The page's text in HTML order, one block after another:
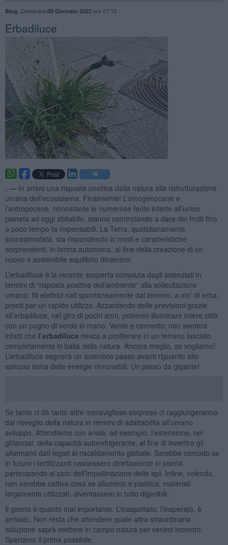
Blog Domenica 09 Gennaio 2022ore 07:15
Erbadiluce
. — In arrivo una risposta positiva dalla natura alla ristrutturazione
umana dell’ecosistema. Finalmente! L’omogenocene e
l’antropocene, nonostante le numerose ferite inferte all’unico
pianeta ad oggi abitabile, stanno cominciando a dare dei frutti fino
a poco tempo fa impensabili. La Terra, quotidianamente
sovrastimolata, sta rispondendo in modi e caratteristiche
sorprendenti, in forma autonoma, al fine della creazione di un
nuovo e sostenibile equilibrio dinamico!
L’erbadiluce è la recente scoperta compiuta dagli scienziati in
termini di “risposta positiva dell’ambiente” alla sollecitazione
umana: fili elettrici nati spontaneamente dal terreno, a mo’ di erba,
pronti per un rapido utilizzo. Azzardando delle previsioni grazie
all’erbadiluce, nel giro di pochi anni, potremo illuminare intere città
con un pugno di verde in mano. Verde e cemento: non sembra
infatti che l’erbadiluce riesca a proliferare in un terreno lasciato
completamente in balia della natura. Ancora meglio, se vogliamo!
L’erbadiluce segnerà un autentico passo avanti riguardo allo
spinoso tema delle energie rinnovabili. Un passo da gigante!
Se tanto ci dà tanto altre meravigliose sorprese ci raggiungeranno
dal risveglio della natura in termini di adattabilità all’umano
sviluppo. Attendiamo con ansia, ad esempio, l’estensione, nei
ghiacciai, della capacità autorefrigerante, al fine di invertire gli
allarmanti dati legati al riscaldamento globale. Sarebbe comodo se
in futuro i fertilizzanti nascessero direttamente in pianta
partecipando al ciclo dell’impollinazione delle api. Infine, volendo,
non sarebbe cattiva cosa se alluminio e plastica, materiali
largamente utilizzati, diventassero in tutto digeribili.
Il giorno è quanto mai importante. L’inaspettato, l’insperato, è
arrivato. Non resta che attendere quale altra straordinaria
soluzione saprà mettere in campo natura per venirci incontro.
Speriamo il prima possibile.